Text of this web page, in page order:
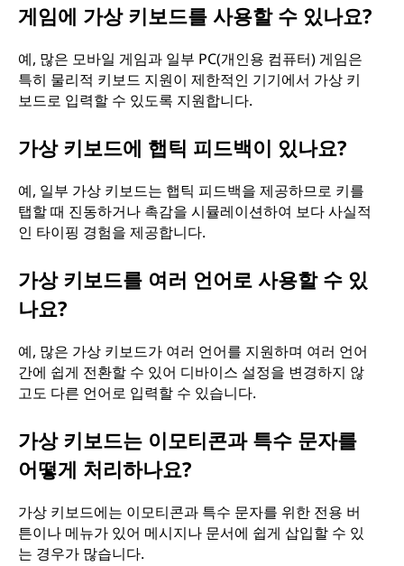
게임에 가상 키보드를 사용할 수 있나요?
예, 많은 모바일 게임과 일부 PC(개인용 컴퓨터) 게임은
특히 물리적 키보드 지원이 제한적인 기기에서 가상 키
보드로 입력할 수 있도록 지원합니다.
가상 키보드에 햅틱 피드백이 있나요?
예, 일부 가상 키보드는 햅틱 피드백을 제공하므로 키를
탭할 때 진동하거나 촉감을 시뮬레이션하여 보다 사실적
인 타이핑 경험을 제공합니다.
가상 키보드를 여러 언어로 사용할 수 있
나요?
예, 많은 가상 키보드가 여러 언어를 지원하며 여러 언어
간에 쉽게 전환할 수 있어 디바이스 설정을 변경하지 않
고도 다른 언어로 입력할 수 있습니다.
가상 키보드는 이모티콘과 특수 문자를
어떻게 처리하나요?
가상 키보드에는 이모티콘과 특수 문자를 위한 전용 버
튼이나 메뉴가 있어 메시지나 문서에 쉽게 삽입할 수 있
는 경우가 많습니다.